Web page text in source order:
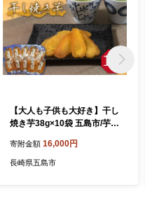
【大人も子供も大好き】干し
焼き芋38g×10袋 五島市/芋蔵
芋
寄附金額 16,000円
長崎県五島市